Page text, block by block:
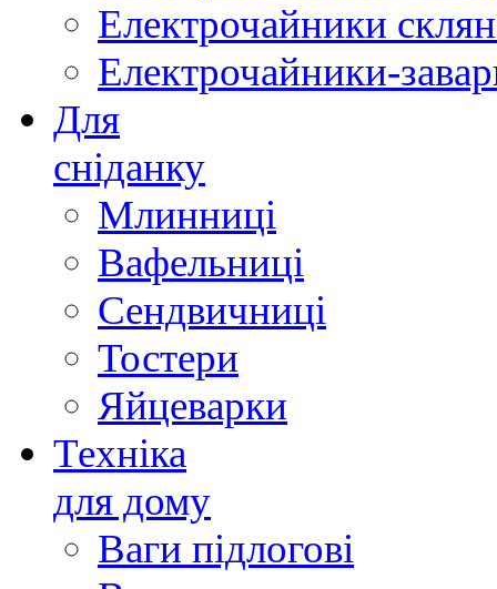
Електрочайники
Електрочайники-
Для
сніданку
Млинниці
Вафельниці
Сендвичниці
Тостери
Яйцеварки
Техніка
для дому
Ваги підлогові